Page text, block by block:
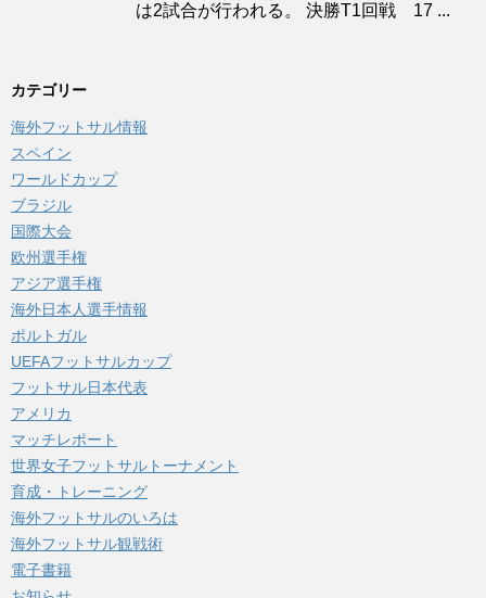
は2試合が行われる。 決勝T1回戦 17 ...
カテゴリー
海外フットサル情報
スペイン
ワールドカップ
ブラジル
国際大会
欧州選手権
アジア選手権
海外日本人選手情報
ポルトガル
UEFAフットサルカップ
フットサル日本代表
アメリカ
マッチレポート
世界女子フットサルトーナメント
育成・トレーニング
海外フットサルのいろは
海外フットサル観戦術
電子書籍